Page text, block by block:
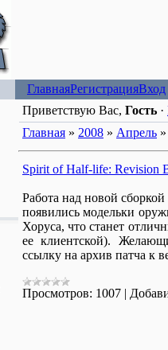
ГлавнаяРегистрацияВход
Приветствую Вас, Гость ·
Главная » 2008 » Апрель »
Spirit of Half-life: Revision
Работа над новой
появились модельки
Хоруса, что станет
ее клиентской).
ссылку на архив патча к
Просмотров: 1007 |